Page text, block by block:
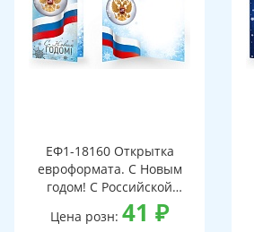
ЕФ1-18160 Открытка
евроформата. С Новым
годом! С Российской
символикой. Без текста
(серебряная фольга)
Цена розн:41₽